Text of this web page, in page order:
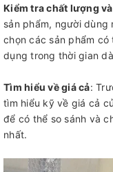
Kiểm tra chất lượng
sản phẩm, người
chọn các sản phẩm
dụng trong thời gian
Tìm hiểu về giá cả:
tìm hiểu kỹ về giá cả
để có thể so sánh và
nhất.